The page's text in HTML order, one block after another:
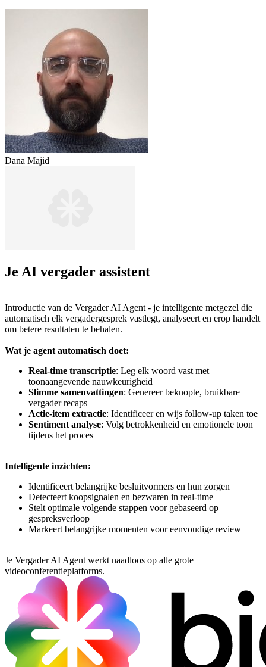
Dana Majid
Je AI vergader assistent
Introductie van de Vergader AI Agent - je intelligente metgezel die
automatisch elk vergadergesprek vastlegt, analyseert en erop handelt
om betere resultaten te behalen.
Wat je agent automatisch doet:
Real-time transcriptie: Leg elk woord vast met
toonaangevende nauwkeurigheid
Slimme samenvattingen: Genereer beknopte, bruikbare
vergader recaps
Actie-item extractie: Identificeer en wijs follow-up taken toe
Sentiment analyse: Volg betrokkenheid en emotionele toon
tijdens het proces
Intelligente inzichten:
Identificeert belangrijke besluitvormers en hun zorgen
Detecteert koopsignalen en bezwaren in real-time
Stelt optimale volgende stappen voor gebaseerd op
gespreksverloop
Markeert belangrijke momenten voor eenvoudige review
Je Vergader AI Agent werkt naadloos op alle grote
videoconferentieplatforms.